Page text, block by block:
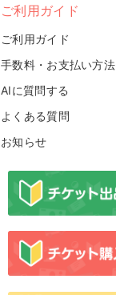
ご利用ガイド
ご利用ガイド
手数料・お支払い方法
AIに質問する
よくある質問
お知らせ